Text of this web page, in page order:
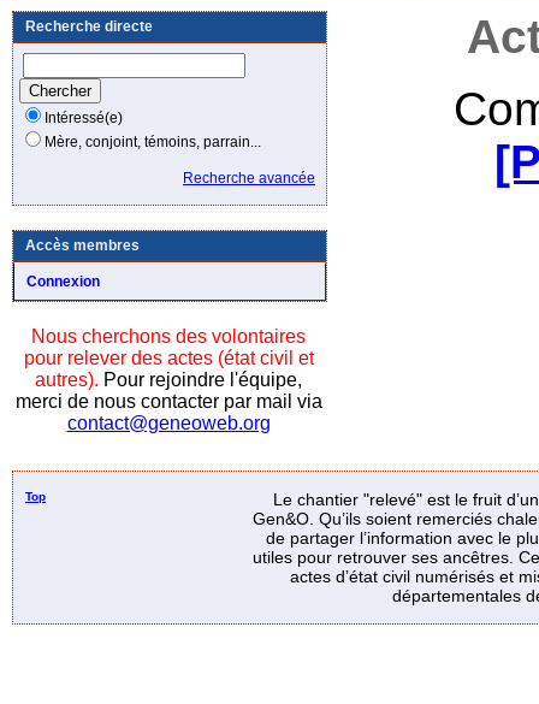
Recherche directe
Intéressé(e)
Mère, conjoint, témoins, parrain...
Recherche avancée
Accès membres
Connexion
Nous cherchons des volontaires
pour relever des actes (état civil et
autres). Pour rejoindre l'équipe,
merci de nous contacter par mail via
contact@geneoweb.org
Top
Le chantier "relevé" est le fruit
Gen&O. Qu’ils soient remerciés
de partager l’information avec le
utiles pour retrouver ses ancêtres.
actes d’état civil numérisés et
départementales